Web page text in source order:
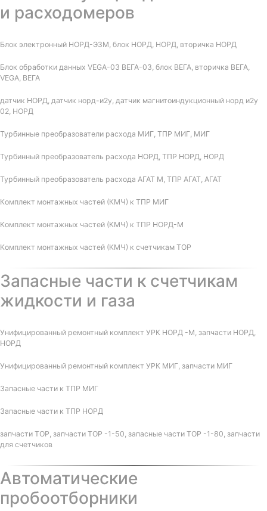
и расходомеров
Блок электронный НОРД-Э3М, блок НОРД, НОРД, вторичка НОРД
Блок обработки данных VEGA-03 ВЕГА-03, блок ВЕГА, вторичка ВЕГА,
VEGA, ВЕГА
датчик НОРД, датчик норд-и2у, датчик магнитоиндукционный норд и2у
02, НОРД
Турбинные преобразователи расхода МИГ, ТПР МИГ, МИГ
Турбинный преобразователь расхода НОРД, ТПР НОРД, НОРД
Турбинный преобразователь расхода АГАТ М, ТПР АГАТ, АГАТ
Комплект монтажных частей (КМЧ) к ТПР МИГ
Комплект монтажных частей (КМЧ) к ТПР НОРД-М
Комплект монтажных частей (КМЧ) к счетчикам ТОР
Запасные части к счетчикам
жидкости и газа
Унифицированный ремонтный комплект УРК НОРД -М, запчасти НОРД,
НОРД
Унифицированный ремонтный комплект УРК МИГ, запчасти МИГ
Запасные части к ТПР МИГ
Запасные части к ТПР НОРД
запчасти ТОР, запчасти ТОР -1-50, запасные части ТОР -1-80, запчасти
для счетчиков
Автоматические
пробоотборники